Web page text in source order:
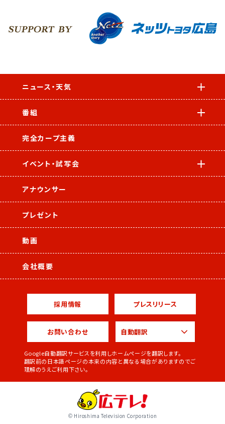
ニュース・天気
番組
完全カープ主義
イベント・試写会
アナウンサー
プレゼント
動画
会社概要
採用情報 プレスリリース
お問い合わせ
Google自動翻訳サービスを利用しホームページを翻訳します。
翻訳前の日本語ページの本来の内容と異なる場合がありますのでご
理解のうえご利用下さい。
© Hiroshima Television Corporation